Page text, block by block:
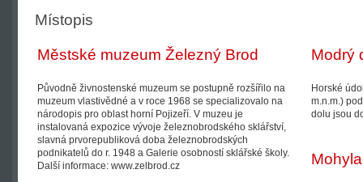
Místopis
Městské muzeum Železný Brod
Původně živnostenské muzeum se postupně rozšířilo na
muzeum vlastivědné a v roce 1968 se specializovalo na
národopis pro oblast horní Pojizeří. V muzeu je
instalovaná expozice vývoje železnobrodského sklářství,
slavná prvorepubliková doba železnobrodských
podnikatelů do r. 1948 a Galerie osobností sklářské školy.
Další informace: www.zelbrod.cz
Modrý
Horské
m.n.m.)
dolu jsou